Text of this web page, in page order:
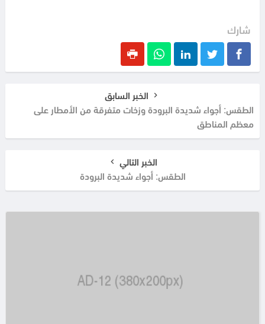
شارك
الخبر السابق
الطقس: أجواء شديدة البرودة وزخات متفرقة من الأمطار على
معظم المناطق
الخبر التالي
الطقس: أجواء شديدة البرودة